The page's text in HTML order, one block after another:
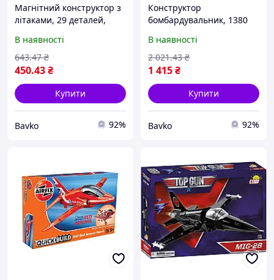
Магнітний конструктор з
літаками, 29 деталей,
дітей / Дитячий
конструктор
В наявності
450.43₴
643.47 ₴
Купити
Bavko 92%
Конструктор
бомбардувальник, 1380
Конструктор для дітей /
3D конструктор літак /
Дитячий конструктор
винищувач
В наявності
1 415₴
2 021.43 ₴
Купити
Bavko 92%